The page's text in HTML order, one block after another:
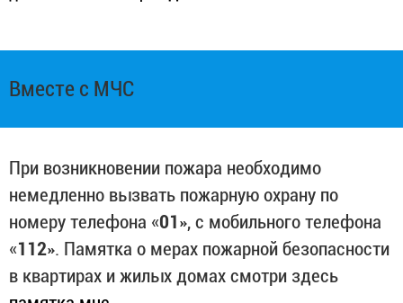
Вместе с МЧС
При возникновении пожара необходимо
немедленно вызвать пожарную охрану по
номеру телефона «01», с мобильного телефона
«112». Памятка о мерах пожарной безопасности
в квартирах и жилых домах смотри здесь